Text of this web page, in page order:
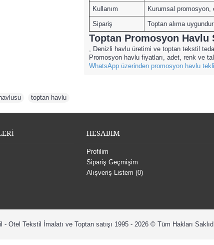
Kullanım
Kurumsal promosyon,
Sipariş
Toptan alıma uygundur
Toptan Promosyon Havlu
, Denizli havlu üretimi ve toptan tekstil
Promosyon havlu fiyatları, adet, renk ve
WhatsApp üzerinden promosyon havlu
toptan havlu
HESABIM
Profilim
Sipariş Geçmişim
Alışveriş Listem (0)
- Otel Tekstil İmalatı ve Toptan satışı 1995 - 2026 © Tüm Hakları